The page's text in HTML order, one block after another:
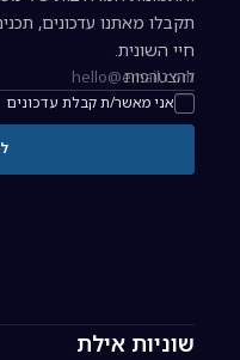
שוניות אילת
תקבלו מאתנו עדכונים,
חיי השונית.
כתובת אימייל להרשמה
אני מאשר/ת קבלת עדכונים
להצטרפות